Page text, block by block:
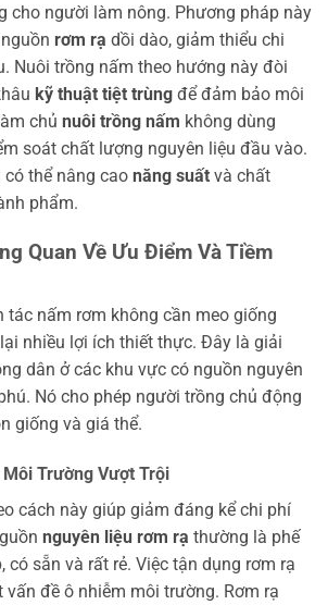
cho người làm nông. Phương pháp này
rơm rạ dồi dào, giảm thiểu chi
Nuôi trồng nấm theo hướng này đòi
kỹ thuật tiệt trùng để đảm bảo môi
chủ nuôi trồng nấm không dùng
soát chất lượng nguyên liệu đầu vào.
thể nâng cao năng suất và chất
phẩm.
Quan Về Ưu Điểm Và Tiềm
tác nấm rơm không cần meo giống
nhiều lợi ích thiết thực. Đây là giải
dân ở các khu vực có nguồn nguyên
Nó cho phép người trồng chủ động
giống và giá thể.
Môi Trường Vượt Trội
cách này giúp giảm đáng kể chi phí
nguyên liệu rơm rạ thường là phế
có sẵn và rất rẻ. Việc tận dụng rơm rạ
vấn đề ô nhiễm môi trường. Rơm rạ